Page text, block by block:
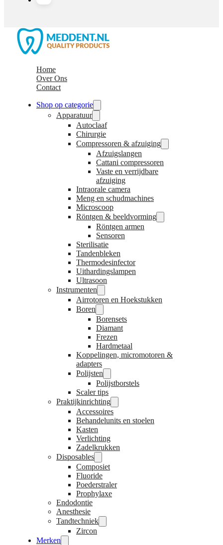
Home
Over Ons
Contact
Shop op categorie
Apparatuur
Autoclaaf
Chirurgie
Compressoren & afzuiging
Afzuigslangen
Cattani compressoren
Vaste en verrijdbare
afzuiging
Intraorale camera
Meng en schudmachines
Microscoop
Röntgen & beeldvorming
Röntgen armen
Sensoren
Sterilisatie
Tandenbleken
Thermodesinfector
Uithardingslampen
Ultrasoon
Instrumenten
Airrotoren en Hoekstukken
Boren
Borensets
Diamant
Frezen
Hardmetaal
Koppelingen, micromotoren &
adapters
Polijsten
Polijstborstels
Scaler tips
Praktijkinrichting
Accessoires
Behandelunits en stoelen
Kasten
Verlichting
Zadelkrukken
Disposables
Composiet
Fluoride
Poederstraler
Prophylaxe
Endodontie
Anesthesie
Tandtechniek
Zircon
Merken